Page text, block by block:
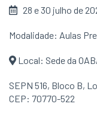
28 e 30 julho de
Modalidade: Aulas
Local: Sede da
SEPN 516, Bloco B,
CEP: 70770-522